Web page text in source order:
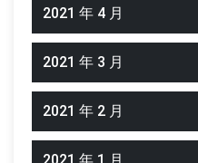
2021 年 4 月
2021 年 3 月
2021 年 2 月